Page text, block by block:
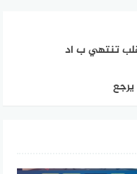
تنتهي ب اد